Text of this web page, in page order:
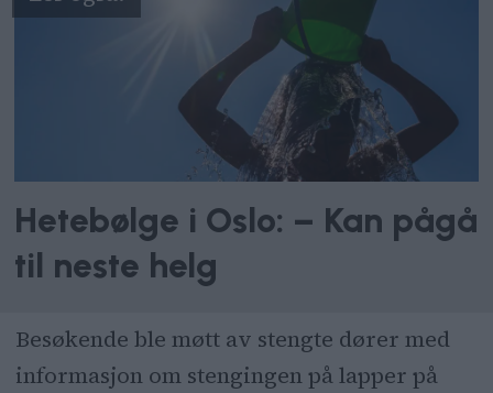
Hetebølge i Oslo: – Kan pågå
til neste helg
Besøkende ble møtt av stengte dører med
informasjon om stengingen på lapper på